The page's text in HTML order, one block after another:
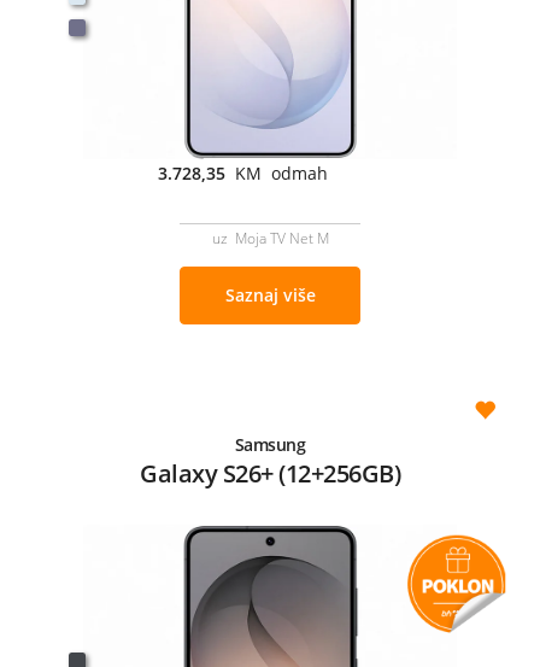
3.728,35 KM odmah
uz Moja TV Net M
Saznaj više
Samsung
Galaxy S26+ (12+256GB)